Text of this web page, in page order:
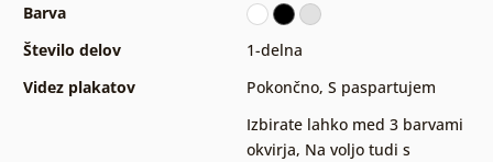
Barva
Število delov
1-delna
Videz plakatov
Pokončno, S paspartujem
Izbirate lahko med 3 barvami
okvirja, Na voljo tudi s